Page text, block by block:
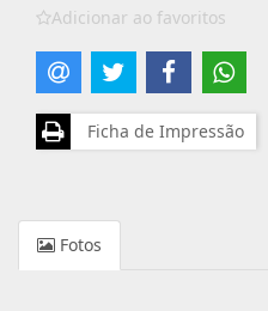
Adicionar ao favoritos
Ficha de Impressão
Fotos